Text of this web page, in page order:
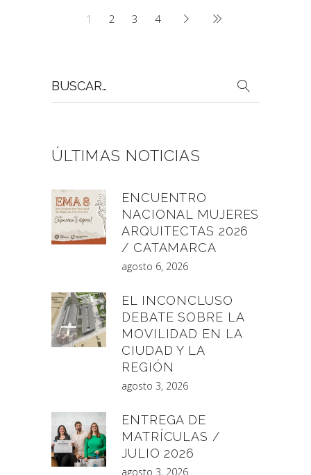
1 2 3 4
por:
ÚLTIMAS NOTICIAS
ENCUENTRO
NACIONAL MUJERES
ARQUITECTAS 2026
/ CATAMARCA
agosto 6, 2026
EL INCONCLUSO
DEBATE SOBRE LA
MOVILIDAD EN LA
CIUDAD Y LA
REGIÓN
agosto 3, 2026
ENTREGA DE
MATRÍCULAS /
JULIO 2026
agosto 3, 2026